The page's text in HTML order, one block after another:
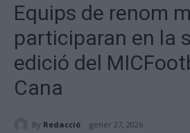
Equips de renom
participaran en la
edició del
Cana
By Redacció gener 27, 2026